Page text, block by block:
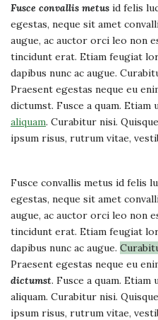
Fusce convallis metus id felis
egestas, neque sit amet
augue, ac auctor orci leo non
tincidunt erat. Etiam feugiat
dapibus nunc ac augue.
Praesent egestas neque eu
dictumst. Fusce a quam. Etiam
aliquam. Curabitur nisi.
ipsum risus, rutrum vitae,
Fusce convallis metus id felis
egestas, neque sit amet
augue, ac auctor orci leo non
tincidunt erat. Etiam feugiat
dapibus nunc ac augue.
Praesent egestas neque eu
dictumst. Fusce a quam.
aliquam. Curabitur nisi.
ipsum risus, rutrum vitae,